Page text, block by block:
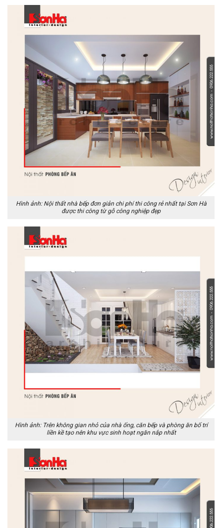
Hình ảnh: Nội thất nhà bếp đơn giản chi phí thi công rẻ nhất tại Sơn Hà
được thi công từ gỗ công nghiệp đẹp
Hình ảnh: Trên không gian nhỏ của nhà ống, căn bếp và phòng ăn bố trí
liền kề tạo nên khu vực sinh hoạt ngăn nắp nhất